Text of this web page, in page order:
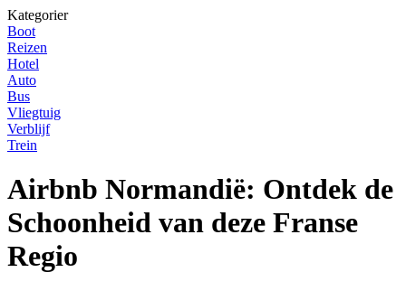
Kategorier
Boot
Reizen
Hotel
Auto
Bus
Vliegtuig
Verblijf
Trein
Airbnb Normandië: Ontdek de
Schoonheid van deze Franse
Regio